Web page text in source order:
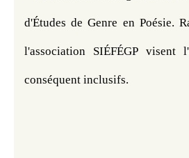
d'Études de Genre en Poésie.
l'association SIÉFÉGP
conséquent inclusifs.